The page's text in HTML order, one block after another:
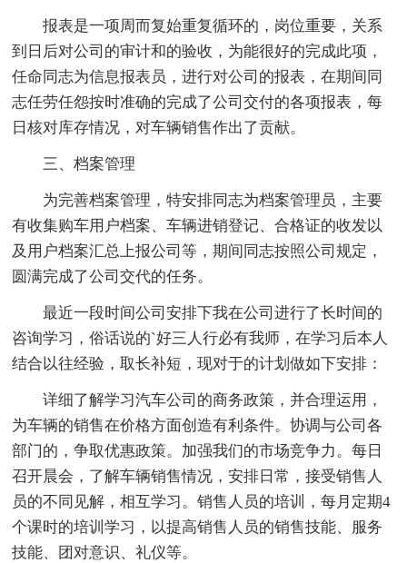
报表是一项周而复始重复循环的，岗位重要，关系
到日后对公司的审计和的验收，为能很好的完成此项，
任命同志为信息报表员，进行对公司的报表，在期间同
志任劳任怨按时准确的完成了公司交付的各项报表，每
日核对库存情况，对车辆销售作出了贡献。
三、档案管理
为完善档案管理，特安排同志为档案管理员，主要
有收集购车用户档案、车辆进销登记、合格证的收发以
及用户档案汇总上报公司等，期间同志按照公司规定，
圆满完成了公司交代的任务。
最近一段时间公司安排下我在公司进行了长时间的
咨询学习，俗话说的`好三人行必有我师，在学习后本人
结合以往经验，取长补短，现对于的计划做如下安排：
详细了解学习汽车公司的商务政策，并合理运用，
为车辆的销售在价格方面创造有利条件。协调与公司各
部门的，争取优惠政策。加强我们的市场竞争力。每日
召开晨会，了解车辆销售情况，安排日常，接受销售人
员的不同见解，相互学习。销售人员的培训，每月定期4
个课时的培训学习，以提高销售人员的销售技能、服务
技能、团对意识、礼仪等。